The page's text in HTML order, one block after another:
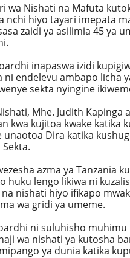
wa Nishati na Mafuta
nchi hiyo tayari imepata
zaidi ya asilimia 45 ya
inapaswa izidi
ni endelevu ambapo licha
sekta nyingine
Mhe. Judith Kapinga
kwa kujitoa kwake katika
unaotoa Dira katika
azma ya Tanzania
huku lengo likiwa ni
nishati hiyo ifikapo
wa gridi ya umeme.
ni suluhisho
wa nishati ya kutosha
ya dunia katika